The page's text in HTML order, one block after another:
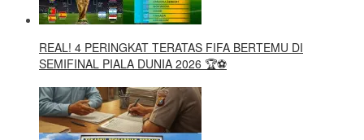
REAL! 4 PERINGKAT TERATAS FIFA BERTEMU DI
SEMIFINAL PIALA DUNIA 2026 🏆⚽